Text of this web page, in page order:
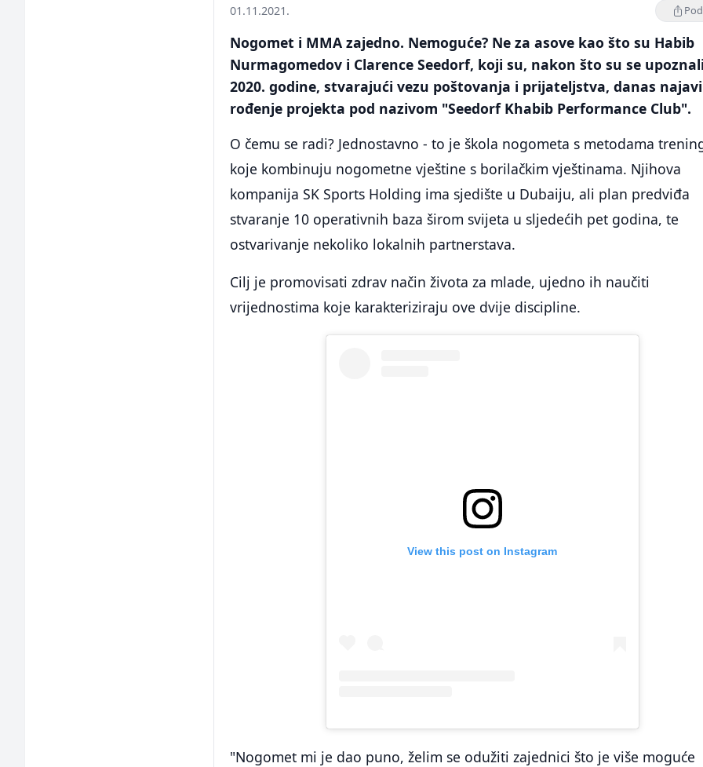
01.11.2021.
Nogomet i MMA zajedno. Nemoguće? Ne za asove kao što su Habib
Nurmagomedov i Clarence Seedorf, koji su, nakon što su se
2020. godine, stvarajući vezu poštovanja i prijateljstva, danas
rođenje projekta pod nazivom "Seedorf Khabib Performance Club".
O čemu se radi? Jednostavno - to je škola nogometa s metodama
koje kombinuju nogometne vještine s borilačkim vještinama. Njihova
kompanija SK Sports Holding ima sjedište u Dubaiju, ali plan predviđa
stvaranje 10 operativnih baza širom svijeta u sljedećih pet godina, te
ostvarivanje nekoliko lokalnih partnerstava.
Cilj je promovisati zdrav način života za mlade, ujedno ih naučiti
vrijednostima koje karakteriziraju ove dvije discipline.
View this post on Instagram
"Nogomet mi je dao puno, želim se odužiti zajednici što je više moguće